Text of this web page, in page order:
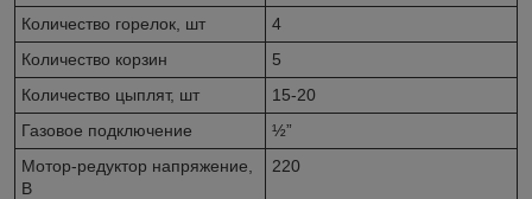
Количество горелок, шт
4
Количество корзин
5
Количество цыплят, шт
15-20
Газовое подключение
½”
Мотор-редуктор напряжение,
В
220